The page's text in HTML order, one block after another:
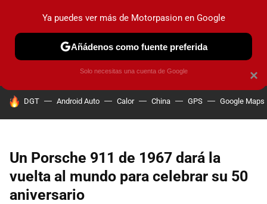
PRUEBAS COCHES ELÉCTRICOS OBSERVATORIO
HOY SE HABLA DE
DGT Android Auto Calor China GPS Google Maps
Un Porsche 911 de 1967 dará la
vuelta al mundo para celebrar su 50
aniversario
×
Ya puedes ver más de Motorpasion en Google
Añádenos como fuente preferida
Solo necesitas una cuenta de Google